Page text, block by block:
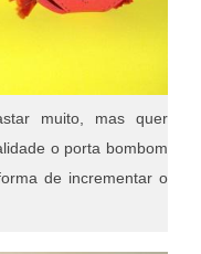
muito, mas quer
o porta bombom
de incrementar o